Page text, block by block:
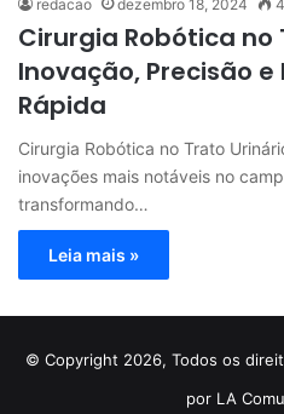
redacao dezembro 18, 2024
Cirurgia Robótica no
Inovação, Precisão
Rápida
Cirurgia Robótica no Trato
inovações mais notáveis no
transformando…
Leia mais »
© Copyright 2026, Todos os
por LA